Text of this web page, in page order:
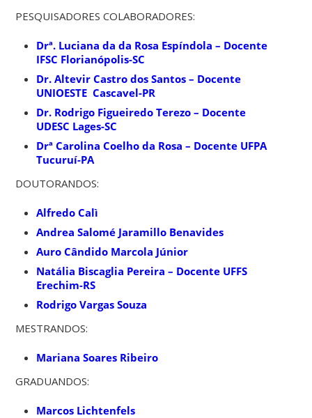
PESQUISADORES COLABORADORES:
Drª. Luciana da da Rosa Espíndola – Docente
IFSC Florianópolis-SC
Dr. Altevir Castro dos Santos – Docente
UNIOESTE Cascavel-PR
Dr. Rodrigo Figueiredo Terezo – Docente
UDESC Lages-SC
Drª Carolina Coelho da Rosa – Docente UFPA
Tucuruí-PA
DOUTORANDOS:
Alfredo Calì
Andrea Salomé Jaramillo Benavides
Auro Cândido Marcola Júnior
Natália Biscaglia Pereira – Docente UFFS
Erechim-RS
Rodrigo Vargas Souza
MESTRANDOS:
Mariana Soares Ribeiro
GRADUANDOS:
Marcos Lichtenfels